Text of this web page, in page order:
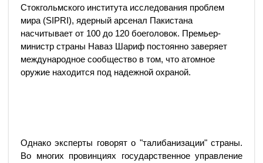
Стокгольмского института исследования проблем
мира (SIPRI), ядерный арсенал Пакистана
насчитывает от 100 до 120 боеголовок. Премьер-
министр страны Наваз Шариф постоянно заверяет
международное сообщество в том, что атомное
оружие находится под надежной охраной.
Однако эксперты говорят о "талибанизации" страны.
Во многих провинциях государственное управление